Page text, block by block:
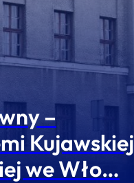
–
Kujawskiej
we Wło…